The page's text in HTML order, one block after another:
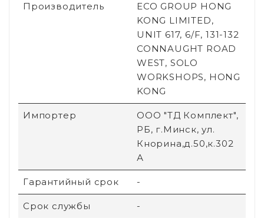
Производитель
ECO GROUP HONG
KONG LIMITED,
UNIT 617, 6/F, 131-132
CONNAUGHT ROAD
WEST, SOLO
WORKSHOPS, HONG
KONG
Импортер
ООО "ТД Комплект",
РБ, г.Минск, ул.
Кнорина,д.50,к.302
А
Гарантийный срок -
Срок службы -